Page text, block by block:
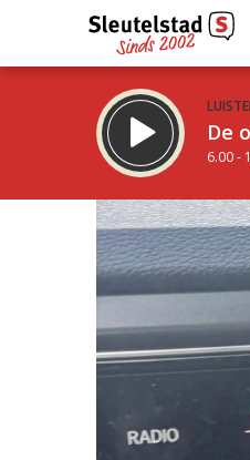
De
6.00 -